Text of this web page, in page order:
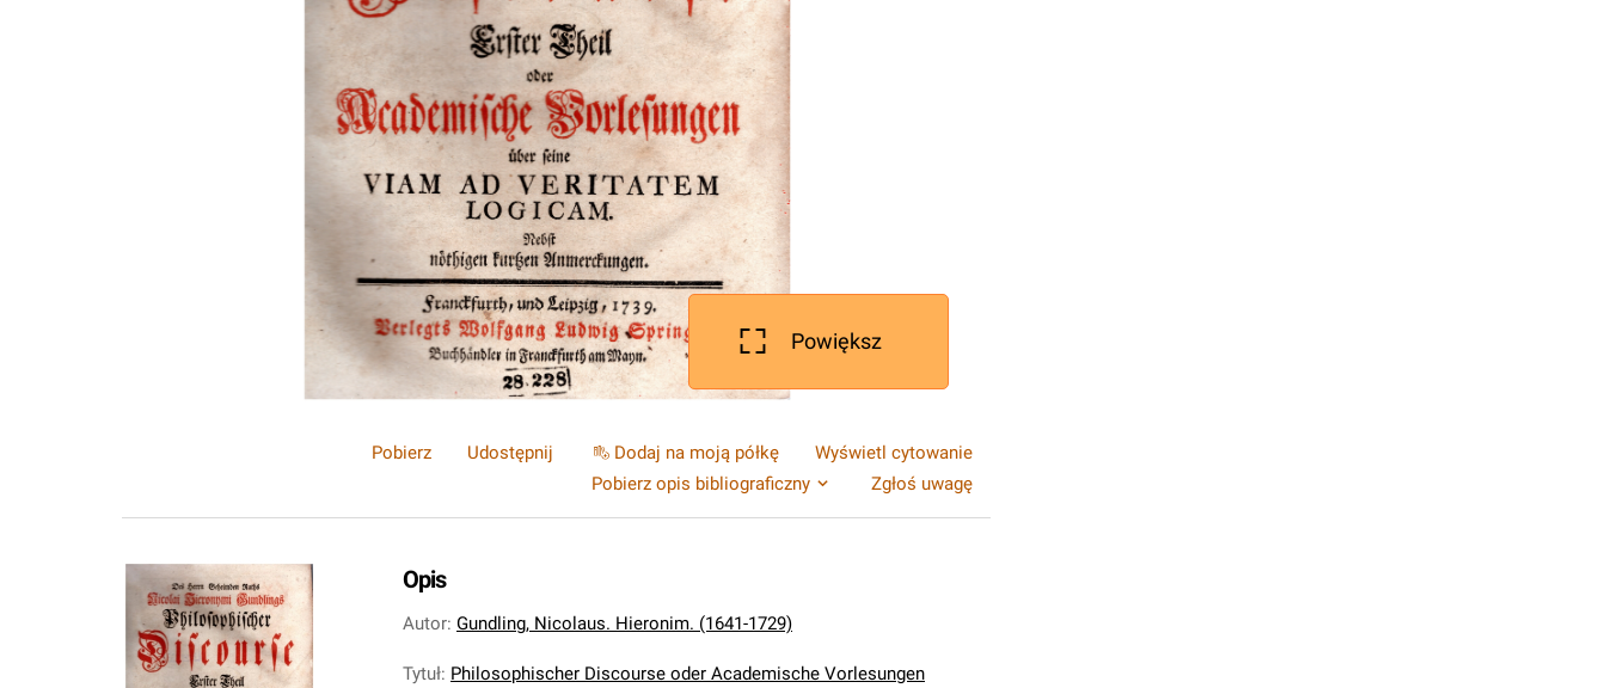
Powiększ
Pobierz Udostępnij Dodaj na moją półkę
Wyświetl cytowanie
Pobierz opis bibliograficzny
Zgłoś uwagę
Opis
Autor: Gundling, Nicolaus. Hieronim. (1641-1729)
Tytuł: Philosophischer Discourse oder Academische Vorlesungen